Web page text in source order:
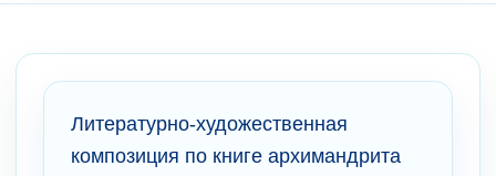
Литературно-художественная
композиция по книге архимандрита